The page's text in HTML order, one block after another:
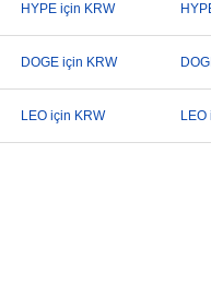
HYPE için KRW
DOGE için KRW
LEO için KRW